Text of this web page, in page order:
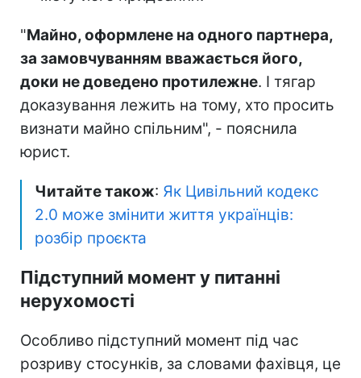
"Майно, оформлене на одного партнера,
за замовчуванням вважається його,
доки не доведено протилежне. І тягар
доказування лежить на тому, хто просить
визнати майно спільним", - пояснила
юрист.
Читайте також: Як Цивільний кодекс
2.0 може змінити життя українців:
розбір проєкта
Підступний момент у питанні
нерухомості
Особливо підступний момент під час
розриву стосунків, за словами фахівця, це